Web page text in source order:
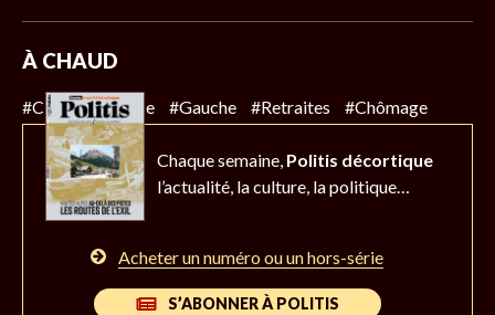
À CHAUD
#Climat #Police #Gauche #Retraites #Chômage
Chaque semaine, Politis décortique
l’actualité, la culture, la politique…
Acheter un numéro ou un hors-série
S’ABONNER À POLITIS